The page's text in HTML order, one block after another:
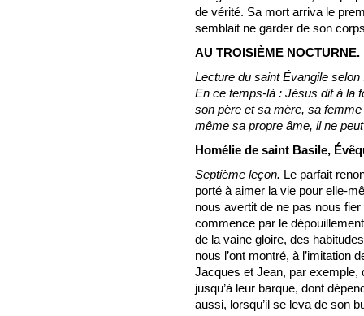
de vérité. Sa mort arriva le
semblait ne garder de son
AU TROISIÈME NOCTURNE.
Lecture du saint Évangile selon
En ce temps-là : Jésus dit à la
son père et sa mère, sa
même sa propre âme, il ne
Homélie de saint Basile,
Septième leçon. Le parfait
porté à aimer la vie pour elle-
nous avertit de ne pas nous
commence par le
de la vaine gloire, des
nous l’ont montré, à l’imitation
Jacques et Jean, par exemple,
jusqu’à leur barque, dont
aussi, lorsqu’il se leva de son